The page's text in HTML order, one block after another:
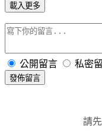
載入更多
公開留言 私密
發佈留言
請先